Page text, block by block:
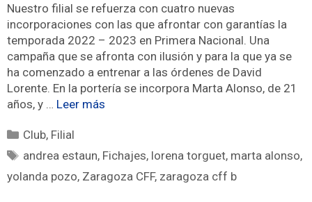
Nuestro filial se refuerza con cuatro nuevas
incorporaciones con las que afrontar con garantías la
temporada 2022 – 2023 en Primera Nacional. Una
campaña que se afronta con ilusión y para la que ya se
ha comenzado a entrenar a las órdenes de David
Lorente. En la portería se incorpora Marta Alonso, de 21
años, y … Leer más
Club, Filial
andrea estaun, Fichajes, lorena torguet, marta alonso,
yolanda pozo, Zaragoza CFF, zaragoza cff b